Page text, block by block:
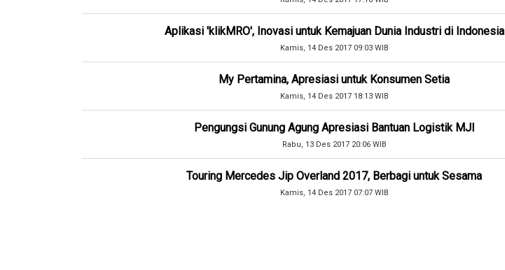
Aplikasi 'klikMRO', Inovasi untuk Kemajuan Dunia Industri di Indonesia
Kamis, 14 Des 2017 09:03 WIB
My Pertamina, Apresiasi untuk Konsumen Setia
Kamis, 14 Des 2017 18:13 WIB
Pengungsi Gunung Agung Apresiasi Bantuan Logistik MJI
Rabu, 13 Des 2017 20:06 WIB
Touring Mercedes Jip Overland 2017, Berbagi untuk Sesama
Kamis, 14 Des 2017 07:07 WIB